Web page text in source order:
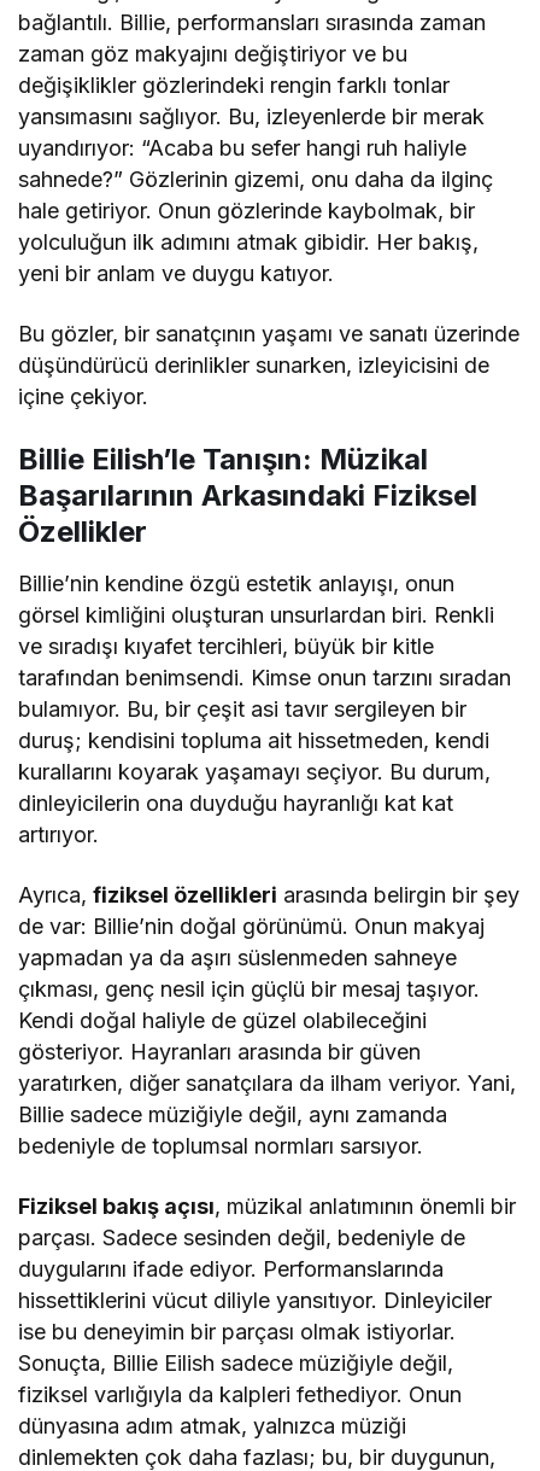
bağlantılı. Billie, performansları sırasında zaman
zaman göz makyajını değiştiriyor ve bu
değişiklikler gözlerindeki rengin farklı tonlar
yansımasını sağlıyor. Bu, izleyenlerde bir merak
uyandırıyor: “Acaba bu sefer hangi ruh haliyle
sahnede?” Gözlerinin gizemi, onu daha da ilginç
hale getiriyor. Onun gözlerinde kaybolmak, bir
yolculuğun ilk adımını atmak gibidir. Her bakış,
yeni bir anlam ve duygu katıyor.
Bu gözler, bir sanatçının yaşamı ve sanatı üzerinde
düşündürücü derinlikler sunarken, izleyicisini de
içine çekiyor.
Billie Eilish’le Tanışın: Müzikal
Başarılarının Arkasındaki Fiziksel
Özellikler
Billie’nin kendine özgü estetik anlayışı, onun
görsel kimliğini oluşturan unsurlardan biri. Renkli
ve sıradışı kıyafet tercihleri, büyük bir kitle
tarafından benimsendi. Kimse onun tarzını sıradan
bulamıyor. Bu, bir çeşit asi tavır sergileyen bir
duruş; kendisini topluma ait hissetmeden, kendi
kurallarını koyarak yaşamayı seçiyor. Bu durum,
dinleyicilerin ona duyduğu hayranlığı kat kat
artırıyor.
Ayrıca,fiziksel özellikleri arasında belirgin bir şey
de var: Billie’nin doğal görünümü. Onun makyaj
yapmadan ya da aşırı süslenmeden sahneye
çıkması, genç nesil için güçlü bir mesaj taşıyor.
Kendi doğal haliyle de güzel olabileceğini
gösteriyor. Hayranları arasında bir güven
yaratırken, diğer sanatçılara da ilham veriyor. Yani,
Billie sadece müziğiyle değil, aynı zamanda
bedeniyle de toplumsal normları sarsıyor.
Fiziksel bakış açısı, müzikal anlatımının önemli bir
parçası. Sadece sesinden değil, bedeniyle de
duygularını ifade ediyor. Performanslarında
hissettiklerini vücut diliyle yansıtıyor. Dinleyiciler
ise bu deneyimin bir parçası olmak istiyorlar.
Sonuçta, Billie Eilish sadece müziğiyle değil,
fiziksel varlığıyla da kalpleri fethediyor. Onun
dünyasına adım atmak, yalnızca müziği
dinlemekten çok daha fazlası; bu, bir duygunun,